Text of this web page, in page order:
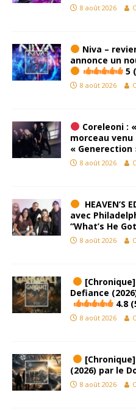
8 août 2026
Niva –
annonce un
5
8 août 2026
Coreleoni :
morceau
« Generection
8 août 2026
HEAVEN’S
avec
“What’s He
8 août 2026
Defiance
4.8
8 août 2026
(2026) par le
8 août 2026